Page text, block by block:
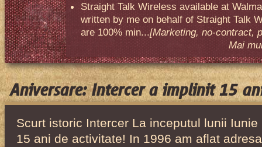
Straight Talk Wireless available at
written by me on behalf of Straight Talk
are 100% min...[Marketing, no-contract,
Mai
Aniversare: Intercer a implinit 15
Scurt istoric Intercer La inceputul lunii
15 ani de activitate! In 1996 am aflat